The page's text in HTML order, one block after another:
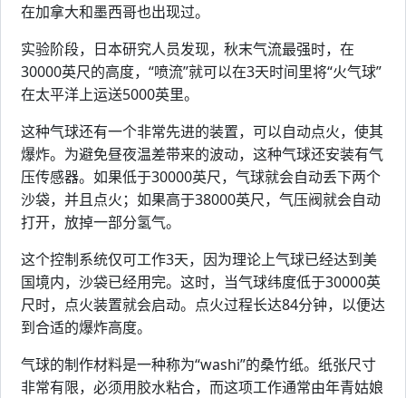
在加拿大和墨西哥也出现过。
实验阶段，日本研究人员发现，秋末气流最强时，在
30000英尺的高度，“喷流”就可以在3天时间里将“火气球”
在太平洋上运送5000英里。
这种气球还有一个非常先进的装置，可以自动点火，使其
爆炸。为避免昼夜温差带来的波动，这种气球还安装有气
压传感器。如果低于30000英尺，气球就会自动丢下两个
沙袋，并且点火；如果高于38000英尺，气压阀就会自动
打开，放掉一部分氢气。
这个控制系统仅可工作3天，因为理论上气球已经达到美
国境内，沙袋已经用完。这时，当气球纬度低于30000英
尺时，点火装置就会启动。点火过程长达84分钟，以便达
到合适的爆炸高度。
气球的制作材料是一种称为“washi”的桑竹纸。纸张尺寸
非常有限，必须用胶水粘合，而这项工作通常由年青姑娘